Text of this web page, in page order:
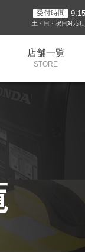
受付時間
土・日・祝日対応し
店舗一覧
STORE